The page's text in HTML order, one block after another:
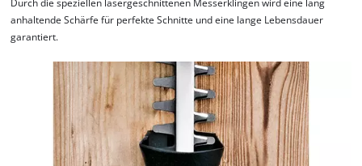
Durch die speziellen lasergeschnittenen Messerklingen wird eine lang
anhaltende Schärfe für perfekte Schnitte und eine lange Lebensdauer
garantiert.